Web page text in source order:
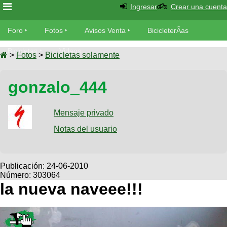
Foro
Foro
MecÃ¡nica
Fotos
SUBÃ
Galeria
Bicicletas
Viajes
Descenso
Dirt
Avisos
Ventas
SUBÃ
Buscar
Ultimos
Fotos
BicicleterÃ­
Bicicletas
Tandem
Videos
Cicloturismo
Ingresar Crear una cuenta
Foro Fotos Avisos Venta BicicleterÃ­as
Bicicletas Videos
> Fotos > Bicicletas solamente
gonzalo_444
Mensaje privado
Notas del usuario
Publicación: 24-06-2010
Número: 303064
la nueva naveee!!!